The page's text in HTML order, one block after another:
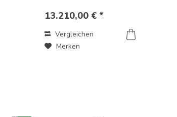
und enthaltenes Zubehör
flächenbündige Installation 19
mm...
13.210,00 € *
Vergleichen
Merken